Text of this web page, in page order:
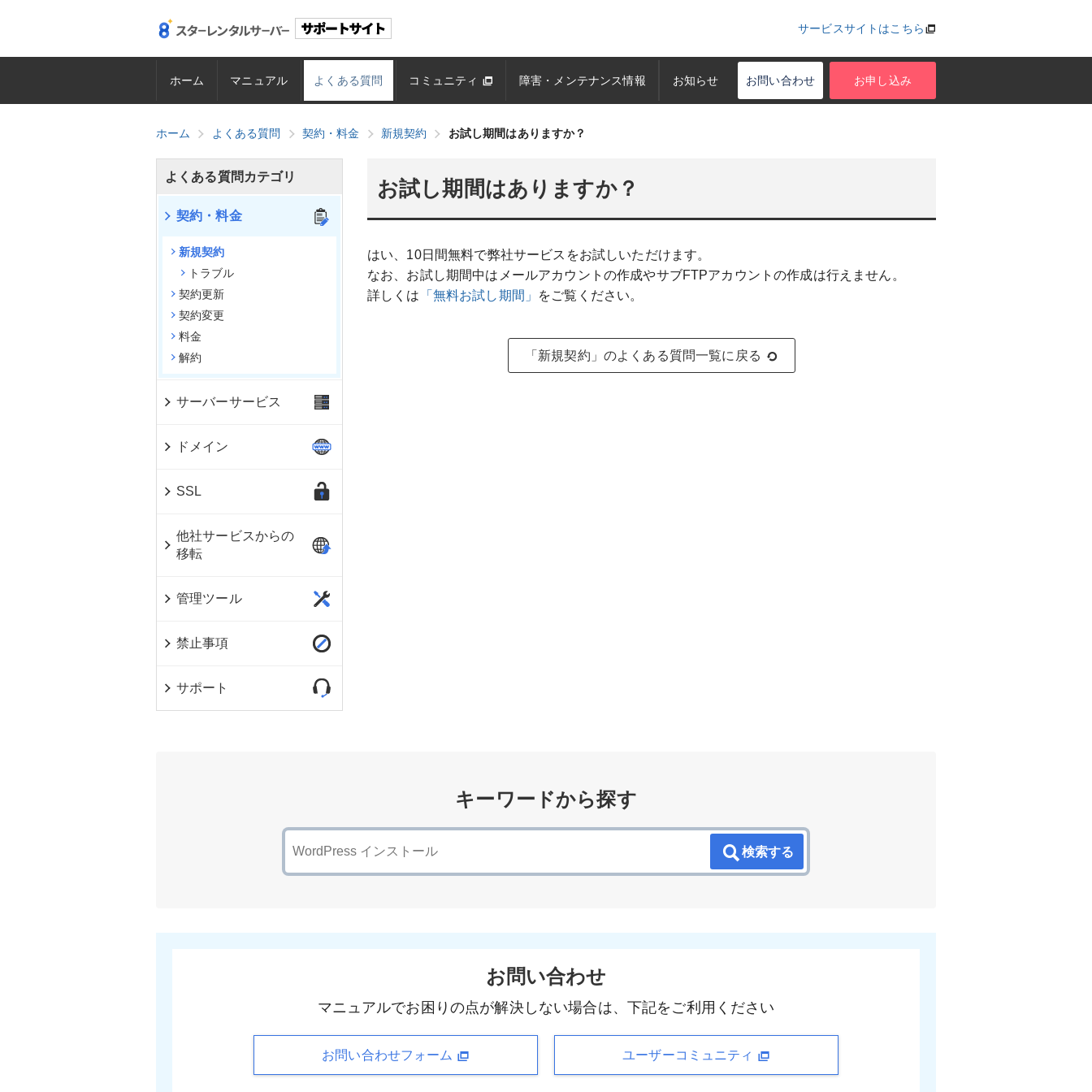
サービスサイトはこちら
ホーム マニュアル よくある質問 コミュニティ 障害・メンテナンス情報 お知らせ お問い合わせ お申し込み
ホーム よくある質問 契約・料金 新規契約 お試し期間はありますか？
お試し期間はありますか？
はい、10日間無料で弊社サービスをお試しいただけます。
なお、お試し期間中はメールアカウントの作成やサブFTPアカウントの作成は行えません。
詳しくは 「無料お試し期間」 をご覧ください。
「新規契約」のよくある質問一覧に戻る
よくある質問カテゴリ
契約・料金
新規契約
トラブル
契約更新
契約変更
料金
解約
サーバーサービス
ドメイン
SSL
他社サービスからの
移転
管理ツール
禁止事項
サポート
キーワードから探す
検索する
お問い合わせ
マニュアルでお困りの点が解決しない場合は、下記をご利用ください
お問い合わせフォーム ユーザーコミュニティ